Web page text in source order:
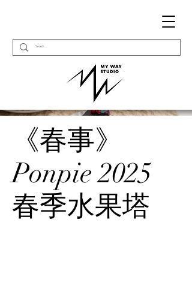
《春事》
Ponpie 2025
春季水果塔